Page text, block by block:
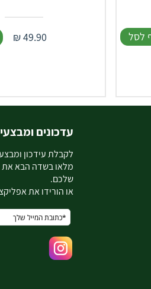
לסל 49.90
₪
עדכונים
לקבלת עידכון
מלאו בשדה הבא את
שלכם.
או הורידו את